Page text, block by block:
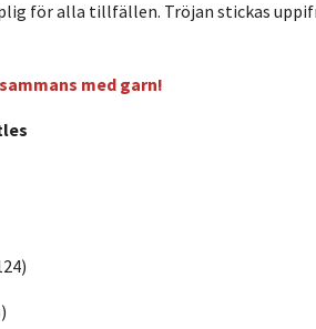
för alla tillfällen. Tröjan stickas
med garn!